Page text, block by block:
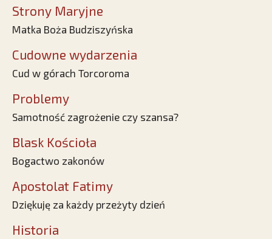
Strony Maryjne
Matka Boża Budziszyńska
Cudowne wydarzenia
Cud w górach Torcoroma
Problemy
Samotność zagrożenie czy szansa?
Blask Kościoła
Bogactwo zakonów
Apostolat Fatimy
Dziękuję za każdy przeżyty dzień
Historia